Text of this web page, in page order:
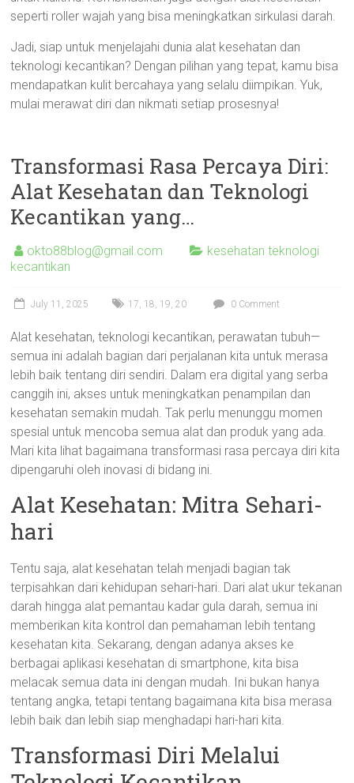
seperti roller wajah yang bisa meningkatkan sirkulasi darah.
Jadi, siap untuk menjelajahi dunia alat kesehatan dan
teknologi kecantikan? Dengan pilihan yang tepat, kamu bisa
mendapatkan kulit bercahaya yang selalu diimpikan. Yuk,
mulai merawat diri dan nikmati setiap prosesnya!
Transformasi Rasa Percaya Diri:
Alat Kesehatan dan Teknologi
Kecantikan yang…
okto88blog@gmail.com
kesehatan teknologi
kecantikan
July 11, 2025 17, 18, 19,20 0 Comment
Alat kesehatan, teknologi kecantikan, perawatan tubuh—
semua ini adalah bagian dari perjalanan kita untuk merasa
lebih baik tentang diri sendiri. Dalam era digital yang serba
canggih ini, akses untuk meningkatkan penampilan dan
kesehatan semakin mudah. Tak perlu menunggu momen
spesial untuk mencoba semua alat dan produk yang ada.
Mari kita lihat bagaimana transformasi rasa percaya diri kita
dipengaruhi oleh inovasi di bidang ini.
Alat Kesehatan: Mitra Sehari-
hari
Tentu saja, alat kesehatan telah menjadi bagian tak
terpisahkan dari kehidupan sehari-hari. Dari alat ukur tekanan
darah hingga alat pemantau kadar gula darah, semua ini
memberikan kita kontrol dan pemahaman lebih tentang
kesehatan kita. Sekarang, dengan adanya akses ke
berbagai aplikasi kesehatan di smartphone, kita bisa
melacak semua data ini dengan mudah. Ini bukan hanya
tentang angka, tetapi tentang bagaimana kita bisa merasa
lebih baik dan lebih siap menghadapi hari-hari kita.
Transformasi Diri Melalui